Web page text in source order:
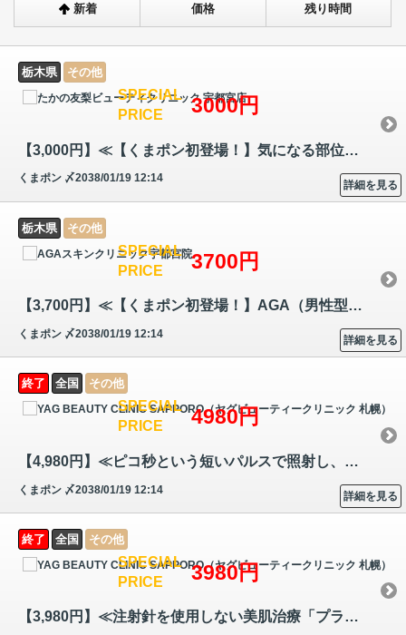
新着 価格 残り時間
栃木県 その他
SPECIAL
PRICE
3000円
【3,000円】≪【くまポン初登場！】気になる部位をピンポイントケア！9コー…
くまポン 〆2038/01/19 12:14
詳細を見る
栃木県 その他
SPECIAL
PRICE
3700円
【3,700円】≪【くまポン初登場！】AGA（男性型脱毛症）の原因にアプローチ…
くまポン 〆2038/01/19 12:14
詳細を見る
終了 全国 その他
SPECIAL
PRICE
4980円
【4,980円】≪ピコ秒という短いパルスで照射し、色素を微細に破壊！シミや…
くまポン 〆2038/01/19 12:14
詳細を見る
終了 全国 その他
SPECIAL
PRICE
3980円
【3,980円】≪注射針を使用しない美肌治療「プラズマシャワー」であらゆる…